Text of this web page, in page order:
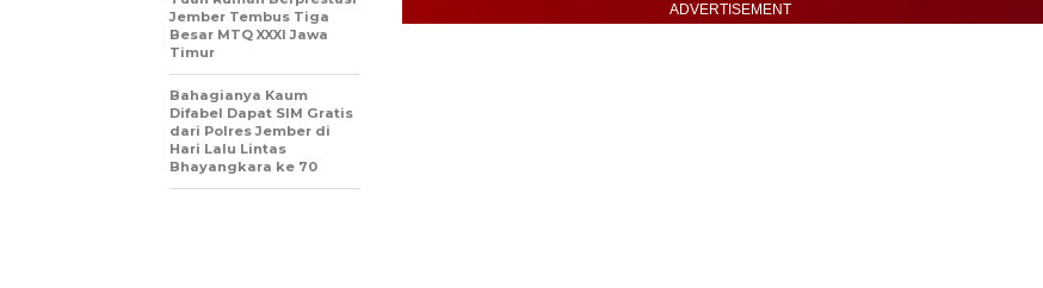
ADVERTISEMENT
Jember Tembus Tiga
Besar MTQ XXXI Jawa
Timur
Bahagianya Kaum
Difabel Dapat SIM Gratis
dari Polres Jember di
Hari Lalu Lintas
Bhayangkara ke 70